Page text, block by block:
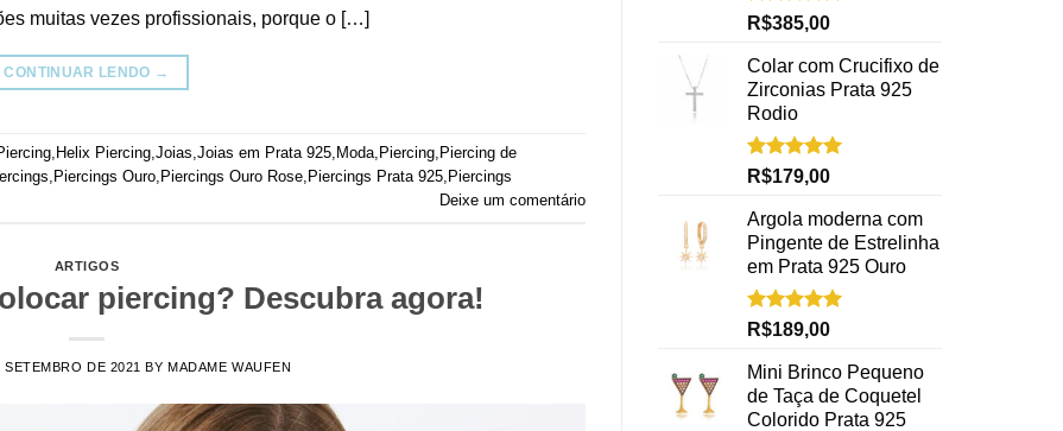
muitas vezes profissionais, porque o […]
CONTINUAR LENDO →
, Helix Piercing,Joias,Joias em Prata 925, Moda, Piercing, Piercing de
, Piercings Ouro, Piercings Ouro Rose, Piercings Prata 925, Piercings
Deixe um comentário
ARTIGOS
piercing? Descubra agora!
SETEMBRO DE 2021 BY MADAME WAUFEN
Avaliação
R$385,00
Colar com Crucifixo de
Zirconias Prata 925
Rodio
Avaliação
R$179,00
Argola moderna com
Pingente de Estrelinha
em Prata 925 Ouro
Avaliação
R$189,00
Mini Brinco Pequeno
de Taça de Coquetel
Colorido Prata 925